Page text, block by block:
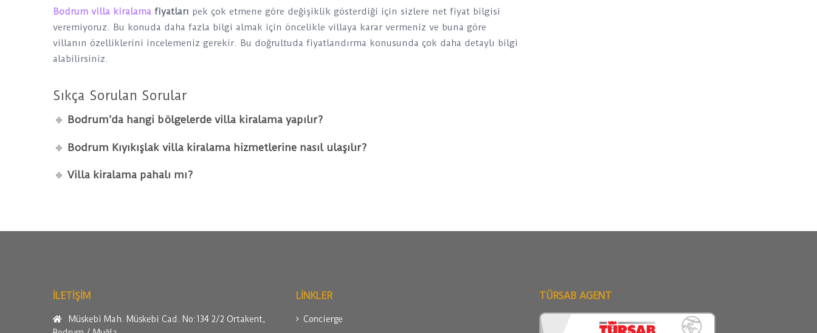
Bodrum villa kiralama fiyatları pek çok etmene göre değişiklik gösterdiği için sizlere net fiyat bilgisi
veremiyoruz. Bu konuda daha fazla bilgi almak için öncelikle villaya karar vermeniz ve buna göre
villanın özelliklerini incelemeniz gerekir. Bu doğrultuda fiyatlandırma konusunda çok daha detaylı bilgi
alabilirsiniz.
Sıkça Sorulan Sorular
Bodrum’da hangi bölgelerde villa kiralama yapılır?
Bodrum Kıyıkışlak villa kiralama hizmetlerine nasıl ulaşılır?
Villa kiralama pahalı mı?
ILETİŞİM
Müskebi Mah. Müskebi Cad. No:134 2/2 Ortakent,
LİNKLER
Concierge
TÜRSAB AGENT